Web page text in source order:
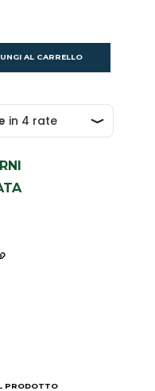
AL CARRELLO
PRODOTTO